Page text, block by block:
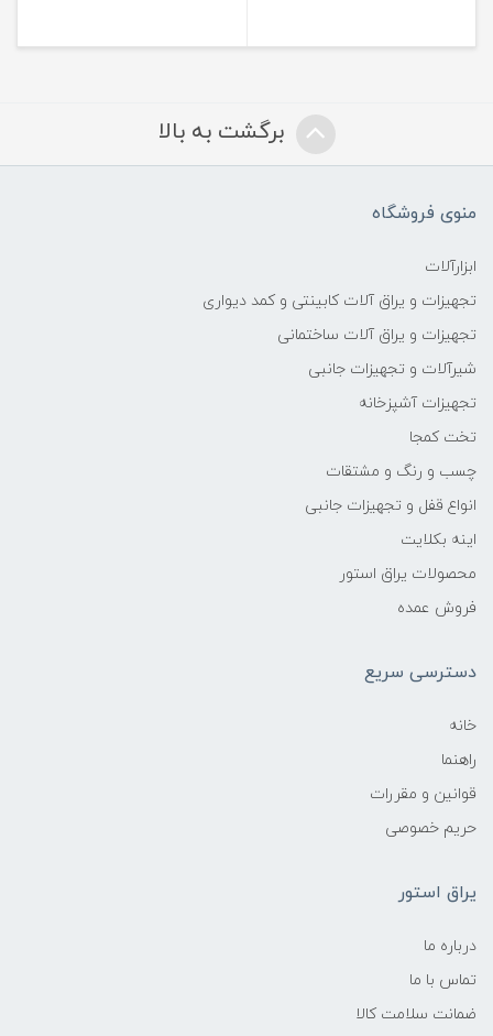
برگشت به بالا
منوی فروشگاه
ابزارآلات
تجهیزات و یراق آلات کابینتی و کمد دیواری
تجهیزات و یراق آلات ساختمانی
شیرآلات و تجهیزات جانبی
تجهیزات آشپزخانه
تخت کمجا
چسب و رنگ و مشتقات
انواع قفل و تجهیزات جانبی
اینه بکلایت
محصولات یراق استور
فروش عمده
دسترسی سریع
خانه
راهنما
قوانین و مقررات
حریم خصوصی
یراق استور
درباره ما
تماس با ما
ضمانت سلامت کالا